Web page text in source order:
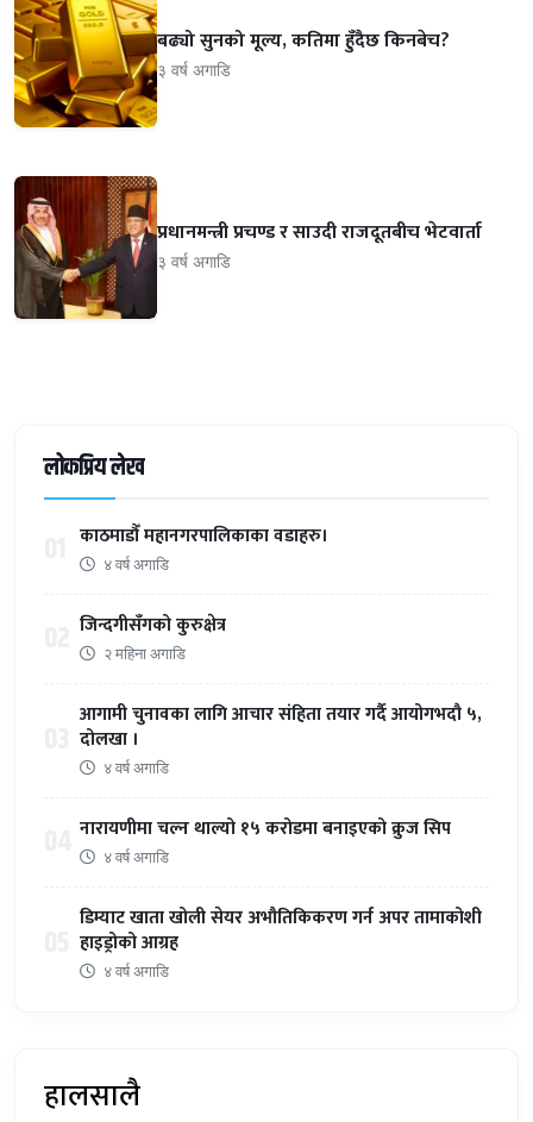
बढ्यो सुनको मूल्य, कतिमा हुँदैछ किनबेच?
३ वर्ष अगाडि
प्रधानमन्त्री प्रचण्ड र साउदी राजदूतबीच भेटवार्ता
३ वर्ष अगाडि
लोकप्रिय लेख
काठमाडौँ महानगरपालिकाका वडाहरु।
४ वर्ष अगाडि
जिन्दगीसँगको कुरुक्षेत्र
२ महिना अगाडि
आगामी चुनावका लागि आचार संहिता तयार गर्दै आयोगभदौ ५,
दोलखा ।
४ वर्ष अगाडि
नारायणीमा चल्न थाल्यो १५ करोडमा बनाइएको क्रुज सिप
४ वर्ष अगाडि
डिम्याट खाता खोली सेयर अभौतिकिकरण गर्न अपर तामाकोशी
हाइड्रोको आग्रह
४ वर्ष अगाडि
हालसालै